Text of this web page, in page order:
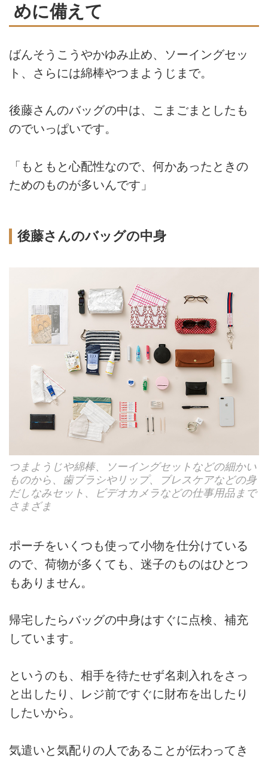
めに備えて
ばんそうこうやかゆみ止め、ソーイングセッ
ト、さらには綿棒やつまようじまで。
後藤さんのバッグの中は、こまごまとしたも
のでいっぱいです。
「もともと心配性なので、何かあったときの
ためのものが多いんです」
後藤さんのバッグの中身
つまようじや綿棒、ソーイングセットなどの細かい
ものから、歯ブラシやリップ、ブレスケアなどの身
だしなみセット、ビデオカメラなどの仕事用品まで
さまざま
ポーチをいくつも使って小物を仕分けている
ので、荷物が多くても、迷子のものはひとつ
もありません。
帰宅したらバッグの中身はすぐに点検、補充
しています。
というのも、相手を待たせず名刺入れをさっ
と出したり、レジ前ですぐに財布を出したり
したいから。
気遣いと気配りの人であることが伝わってき